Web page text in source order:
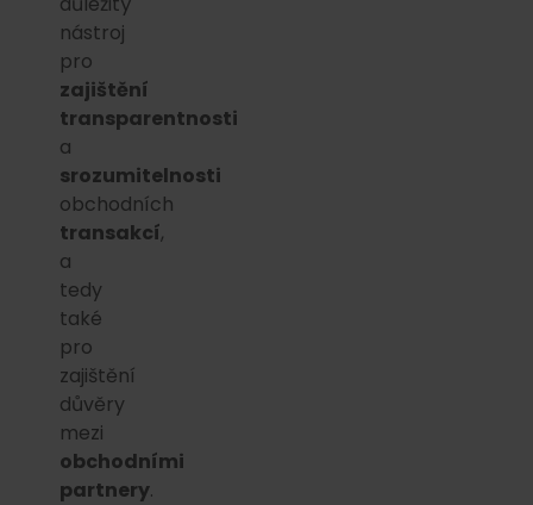
nástroj
pro
zajištění
transparentnosti
a
srozumitelnosti
obchodních
transakcí,
a
tedy
také
pro
zajištění
důvěry
mezi
obchodními
partnery.